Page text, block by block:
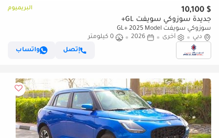
$ 10,100 البريميوم
جديدة سوزوكي سويفت GL+
سوزوكي سويفت GL+ 2025 Model
دبي
أخرى 2026
0 كيلومتر
إتصل
واتساب